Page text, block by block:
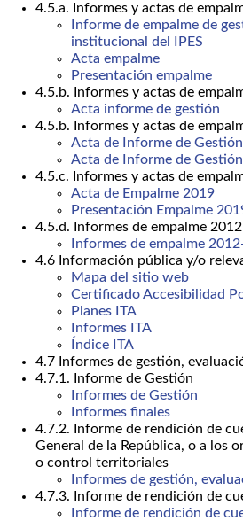
4.5.a. Informes y actas de
Informe de empalme de
institucional del IPES
Acta empalme
Presentación empalme
4.5.b. Informes y actas de
Acta informe de gestión
4.5.b. Informes y actas de
Acta de Informe de Gestión
Acta de Informe de
4.5.c. Informes y actas de
Acta de Empalme 2019
Presentación Empalme
4.5.d. Informes de empalme
Informes de empalme
4.6 Información pública y/o
Mapa del sitio web
Certificado Accesibilidad
Planes ITA
Informes ITA
Índice ITA
4.7 Informes de gestión,
4.7.1. Informe de Gestión
Informes de Gestión
Informes finales
4.7.2. Informe de rendición de
General de la República, o a los
o control territoriales
Informes de gestión,
4.7.3. Informe de rendición de
Informe de rendición de